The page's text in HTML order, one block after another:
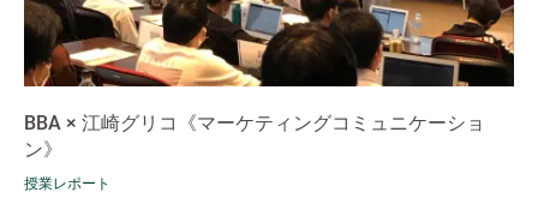
BBA × 江崎グリコ《マーケティングコミュニケーショ
ン》
授業レポート